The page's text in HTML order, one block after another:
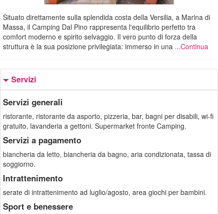
Situato direttamente sulla splendida costa della Versilia, a Marina di
Massa, il Camping Dal Pino rappresenta l'equilibrio perfetto tra
comfort moderno e spirito selvaggio. Il vero punto di forza della
struttura è la sua posizione privilegiata: immerso in una ...Continua
Servizi
Servizi generali
ristorante, ristorante da asporto, pizzeria, bar, bagni per disabili, wi-fi
gratuito, lavanderia a gettoni. Supermarket fronte Camping.
Servizi a pagamento
biancheria da letto, biancheria da bagno, aria condizionata, tassa di
soggiorno.
Intrattenimento
serate di intrattenimento ad luglio/agosto, area giochi per bambini.
Sport e benessere